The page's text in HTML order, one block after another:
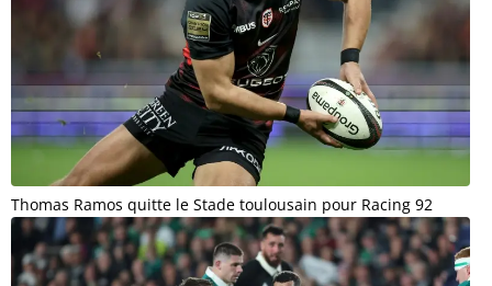
Thomas Ramos quitte le Stade toulousain pour Racing 92